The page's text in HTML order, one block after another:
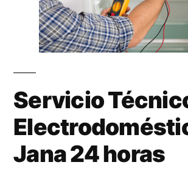
Servicio
Jana 24 horas